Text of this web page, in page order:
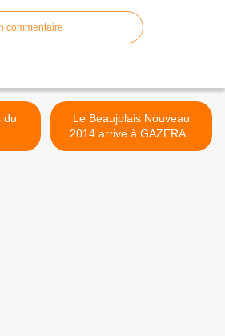
commentaire
Le Beaujolais Nouveau
2014 arrive à GAZERAN
78125 >